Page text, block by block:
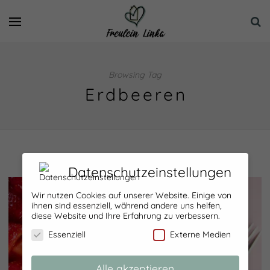
Browsing Tag
Erdbeeren
Datenschutzeinstellungen
Wir nutzen Cookies auf unserer Website. Einige von
ihnen sind essenziell, während andere uns helfen,
diese Website und Ihre Erfahrung zu verbessern.
Essenziell
Externe Medien